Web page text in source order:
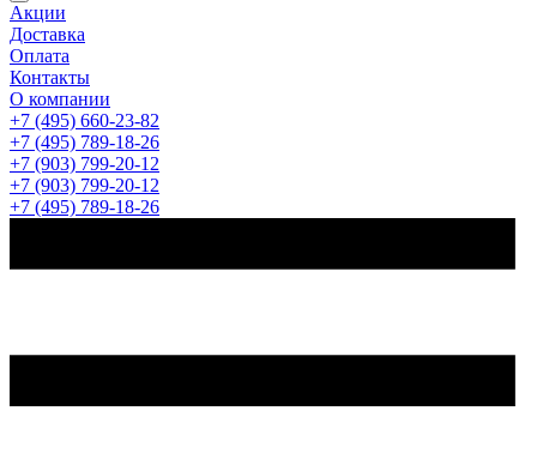
Акции
Доставка
Оплата
Контакты
О компании
+7 (495) 660-23-82
+7 (495) 789-18-26
+7 (903) 799-20-12
+7 (903) 799-20-12
+7 (495) 789-18-26